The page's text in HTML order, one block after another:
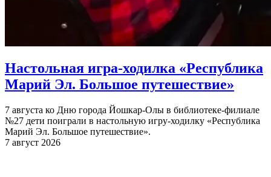
Настольная игра-ходилка «Республика
Марий Эл. Большое путешествие»
7 августа ко Дню города Йошкар-Олы в библиотеке-филиале
№27 дети поиграли в настольную игру-ходилку «Республика
Марий Эл. Большое путешествие».
7 август 2026